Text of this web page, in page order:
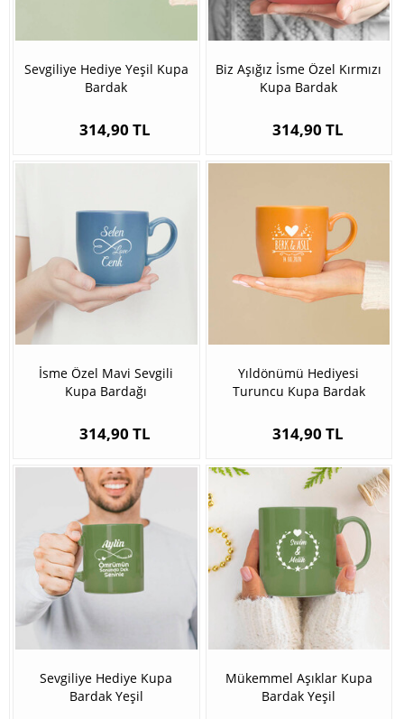
Sevgiliye Hediye Yeşil Kupa
Bardak
314,90 TL
Biz Aşığız İsme Özel Kırmızı
Kupa Bardak
314,90 TL
İsme Özel Mavi Sevgili
Kupa Bardağı
314,90 TL
Yıldönümü Hediyesi
Turuncu Kupa Bardak
314,90 TL
Sevgiliye Hediye Kupa
Bardak Yeşil
Mükemmel Aşıklar Kupa
Bardak Yeşil